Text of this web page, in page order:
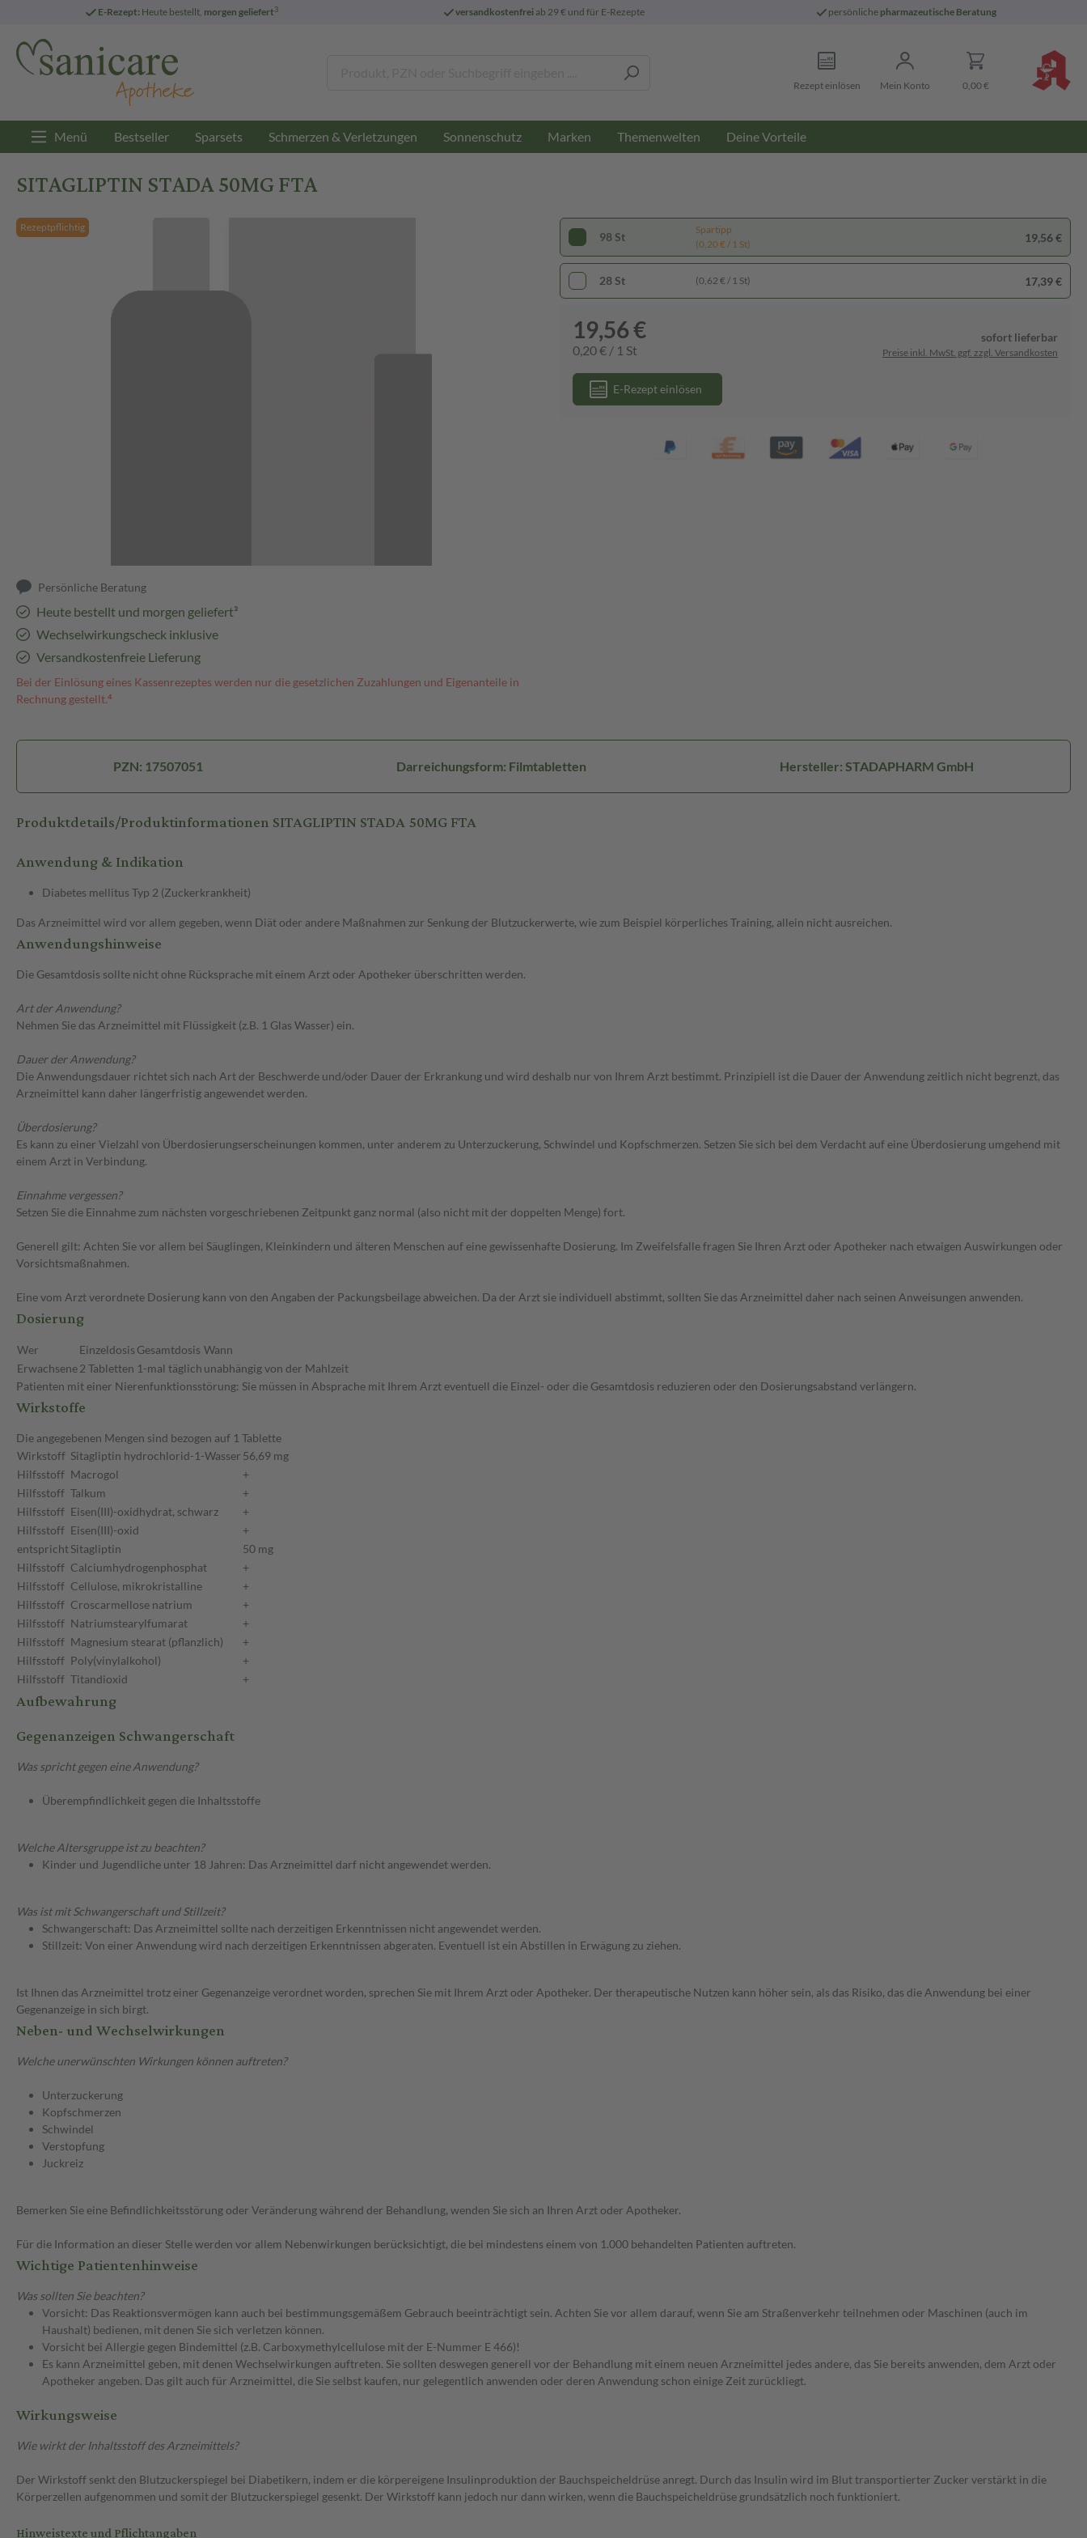
E-Rezept: Heute bestellt, morgen geliefert3 versandkostenfreiab 29 € und für E-Rezepte persönliche pharmazeutische Beratung
Rezept einlösen Mein Konto 0,00 €
Menü Bestseller Sparsets Schmerzen & Verletzungen Sonnenschutz Marken Themenwelten Deine Vorteile
SITAGLIPTIN STADA 50MG FTA
Rezeptpflichtig
Persönliche Beratung
Heute bestellt und morgen geliefert³
Wechselwirkungscheck inklusive
Versandkostenfreie Lieferung
Bei der Einlösung eines Kassenrezeptes werden nur die gesetzlichen Zuzahlungen und Eigenanteile in
Rechnung gestellt.⁴
98 St
Spartipp
(0,20 € / 1 St)
19,56 €
28 St (0,62 € / 1 St) 17,39 €
19,56 €
0,20 € / 1 St
sofort lieferbar
Preise inkl. MwSt. ggf. zzgl. Versandkosten
E-Rezept einlösen
PZN: 17507051 Darreichungsform: Filmtabletten Hersteller: STADAPHARM GmbH
Produktdetails/Produktinformationen SITAGLIPTIN STADA 50MG FTA
Anwendung & Indikation
Diabetes mellitus Typ 2 (Zuckerkrankheit)
Das Arzneimittel wird vor allem gegeben, wenn Diät oder andere Maßnahmen zur Senkung der Blutzuckerwerte, wie zum Beispiel körperliches Training, allein nicht ausreichen.
Anwendungshinweise
Die Gesamtdosis sollte nicht ohne Rücksprache mit einem Arzt oder Apotheker überschritten werden.
Art der Anwendung?
Nehmen Sie das Arzneimittel mit Flüssigkeit (z.B. 1 Glas Wasser) ein.
Dauer der Anwendung?
Die Anwendungsdauer richtet sich nach Art der Beschwerde und/oder Dauer der Erkrankung und wird deshalb nur von Ihrem Arzt bestimmt. Prinzipiell ist die Dauer der Anwendung zeitlich nicht begrenzt, das
Arzneimittel kann daher längerfristig angewendet werden.
Überdosierung?
Es kann zu einer Vielzahl von Überdosierungserscheinungen kommen, unter anderem zu Unterzuckerung, Schwindel und Kopfschmerzen. Setzen Sie sich bei dem Verdacht auf eine Überdosierung umgehend mit
einem Arzt in Verbindung.
Einnahme vergessen?
Setzen Sie die Einnahme zum nächsten vorgeschriebenen Zeitpunkt ganz normal (also nicht mit der doppelten Menge) fort.
Generell gilt: Achten Sie vor allem bei Säuglingen, Kleinkindern und älteren Menschen auf eine gewissenhafte Dosierung. Im Zweifelsfalle fragen Sie Ihren Arzt oder Apotheker nach etwaigen Auswirkungen oder
Vorsichtsmaßnahmen.
Eine vom Arzt verordnete Dosierung kann von den Angaben der Packungsbeilage abweichen. Da der Arzt sie individuell abstimmt, sollten Sie das Arzneimittel daher nach seinen Anweisungen anwenden.
Dosierung
Wer Einzeldosis Gesamtdosis Wann
Erwachsene2 Tabletten 1-mal täglich unabhängig von der Mahlzeit
Patienten mit einer Nierenfunktionsstörung: Sie müssen in Absprache mit Ihrem Arzt eventuell die Einzel- oder die Gesamtdosis reduzieren oder den Dosierungsabstand verlängern.
Wirkstoffe
Die angegebenen Mengen sind bezogen auf 1 Tablette
Wirkstoff Sitagliptin hydrochlorid-1-Wasser 56,69 mg
Hilfsstoff Macrogol
+
Hilfsstoff Talkum
+
Hilfsstoff Eisen(III)-oxidhydrat, schwarz
+
Hilfsstoff Eisen(III)-oxid
+
entsprichtSitagliptin
50 mg
Hilfsstoff Calciumhydrogenphosphat
+
Hilfsstoff Cellulose, mikrokristalline
+
Hilfsstoff Croscarmellose natrium
+
Hilfsstoff Natriumstearylfumarat
+
Hilfsstoff Magnesium stearat (pflanzlich)
+
Hilfsstoff Poly(vinylalkohol)
+
Hilfsstoff Titandioxid +
Aufbewahrung
Gegenanzeigen Schwangerschaft
Was spricht gegen eine Anwendung?
Überempfindlichkeit gegen die Inhaltsstoffe
Welche Altersgruppe ist zu beachten?
Kinder und Jugendliche unter 18 Jahren: Das Arzneimittel darf nicht angewendet werden.
Was ist mit Schwangerschaft und Stillzeit?
Schwangerschaft: Das Arzneimittel sollte nach derzeitigen Erkenntnissen nicht angewendet werden.
Stillzeit: Von einer Anwendung wird nach derzeitigen Erkenntnissen abgeraten. Eventuell ist ein Abstillen in Erwägung zu ziehen.
Ist Ihnen das Arzneimittel trotz einer Gegenanzeige verordnet worden, sprechen Sie mit Ihrem Arzt oder Apotheker. Der therapeutische Nutzen kann höher sein, als das Risiko, das die Anwendung bei einer
Gegenanzeige in sich birgt.
Neben- und Wechselwirkungen
Welche unerwünschten Wirkungen können auftreten?
Unterzuckerung
Kopfschmerzen
Schwindel
Verstopfung
Juckreiz
Bemerken Sie eine Befindlichkeitsstörung oder Veränderung während der Behandlung, wenden Sie sich an Ihren Arzt oder Apotheker.
Für die Information an dieser Stelle werden vor allem Nebenwirkungen berücksichtigt, die bei mindestens einem von 1.000 behandelten Patienten auftreten.
Wichtige Patientenhinweise
Was sollten Sie beachten?
Vorsicht: Das Reaktionsvermögen kann auch bei bestimmungsgemäßem Gebrauch beeinträchtigt sein. Achten Sie vor allem darauf, wenn Sie am Straßenverkehr teilnehmen oder Maschinen (auch im
Haushalt) bedienen, mit denen Sie sich verletzen können.
Vorsicht bei Allergie gegen Bindemittel (z.B. Carboxymethylcellulose mit der E-Nummer E 466)!
Es kann Arzneimittel geben, mit denen Wechselwirkungen auftreten. Sie sollten deswegen generell vor der Behandlung mit einem neuen Arzneimittel jedes andere, das Sie bereits anwenden, dem Arzt oder
Apotheker angeben. Das gilt auch für Arzneimittel, die Sie selbst kaufen, nur gelegentlich anwenden oder deren Anwendung schon einige Zeit zurückliegt.
Wirkungsweise
Wie wirkt der Inhaltsstoff des Arzneimittels?
Der Wirkstoff senkt den Blutzuckerspiegel bei Diabetikern, indem er die körpereigene Insulinproduktion der Bauchspeicheldrüse anregt. Durch das Insulin wird im Blut transportierter Zucker verstärkt in die
Körperzellen aufgenommen und somit der Blutzuckerspiegel gesenkt. Der Wirkstoff kann jedoch nur dann wirken, wenn die Bauchspeicheldrüse grundsätzlich noch funktioniert.